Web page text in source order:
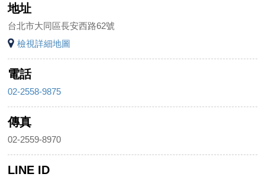
地址
台北市大同區長安西路62號
檢視詳細地圖
電話
02-2558-9875
傳真
02-2559-8970
LINE ID